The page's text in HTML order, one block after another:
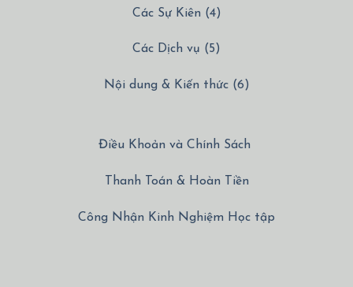
Các Sự Kiên (4)
Các Dịch vụ (5)
Nội dung & Kiến thức (6)
Điều Khoản và Chính Sách
Thanh Toán & Hoàn Tiền
Công Nhận Kinh Nghiệm Học tập